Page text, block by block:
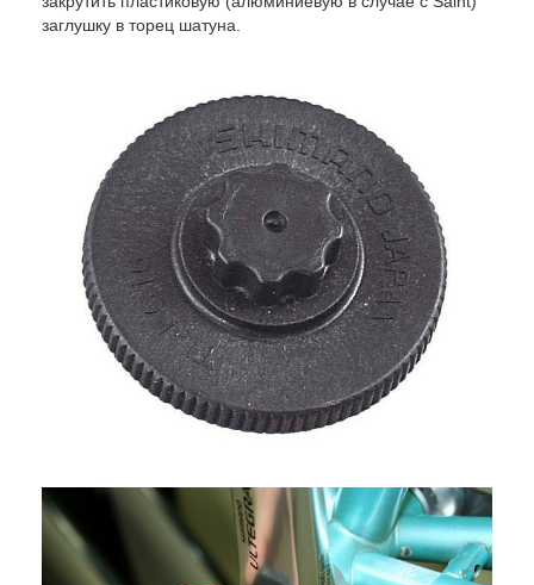
заглушку в торец шатуна.